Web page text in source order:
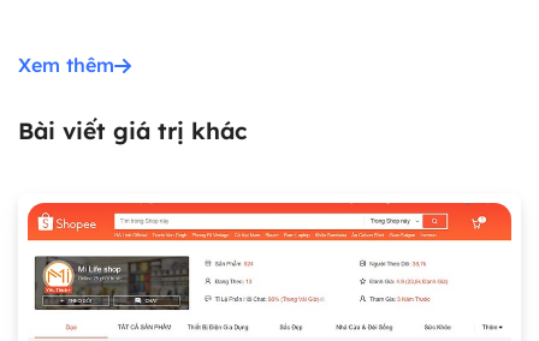
Bài viết giá trị khác
Xem thêm